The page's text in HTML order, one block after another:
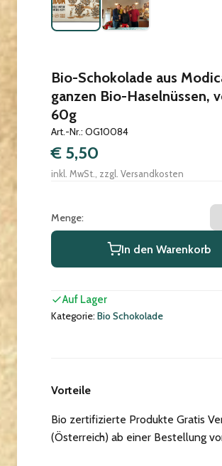
Bio-Schokolade aus
ganzen Bio-Haselnüssen,
60g
Art.-Nr.: OG10084
€ 5,50
inkl. MwSt., zzgl. Versandkosten
Menge:
In den Warenkorb
Auf Lager
Kategorie: Bio Schokolade
Vorteile
Bio zertifizierte Produkte Gratis
(Österreich) ab einer Bestellung